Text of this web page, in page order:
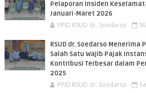
Pelaporan Insiden
Januari-Maret 2026
PPID RSUD dr. Soedarso
RSUD dr. Soedarso
Salah Satu Wajib Pajak
Kontribusi Terbesar dalam
2025
PPID RSUD dr. Soedarso